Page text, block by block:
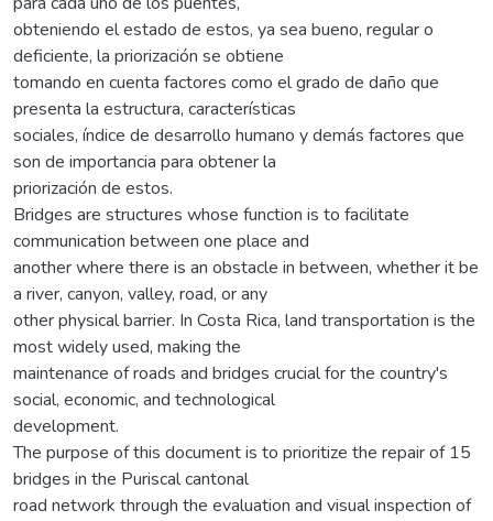
obteniendo el estado de estos, ya sea bueno, regular o
deficiente, la priorización se obtiene
tomando en cuenta factores como el grado de daño que
presenta la estructura, características
sociales, índice de desarrollo humano y demás factores que
son de importancia para obtener la
priorización de estos.
Bridges are structures whose function is to facilitate
communication between one place and
another where there is an obstacle in between, whether it be
a river, canyon, valley, road, or any
other physical barrier. In Costa Rica, land transportation is the
most widely used, making the
maintenance of roads and bridges crucial for the country's
social, economic, and technological
development.
The purpose of this document is to prioritize the repair of 15
bridges in the Puriscal cantonal
road network through the evaluation and visual inspection of